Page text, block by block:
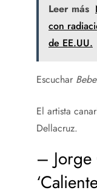
Leer más
con
de EE.UU.
Escuchar
El artista
Dellacruz.
–